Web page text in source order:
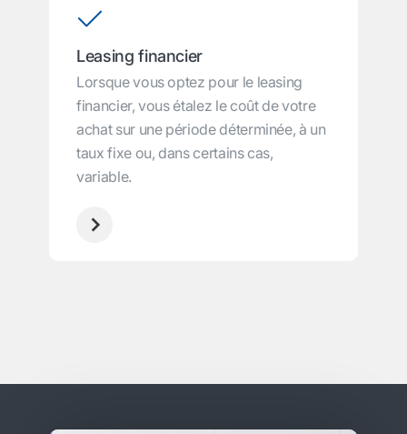
Leasing financier
Lorsque vous optez pour le leasing
financier, vous étalez le coût de votre
achat sur une période déterminée, à un
taux fixe ou, dans certains cas,
variable.